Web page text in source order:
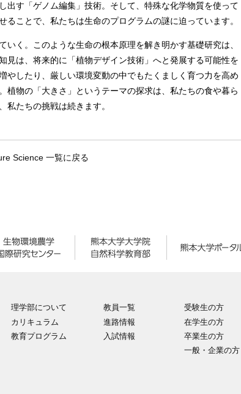
す「ゲノム編集」技術。そして、特殊な化学物質を使って
ことで、私たちは生命のプログラムの謎に迫っています。
く。このような生命の根本原理を解き明かす基礎研究は、
は、将来的に「植物デザイン技術」へと発展する可能性を
したり、厳しい環境変動の中でもたくましく育つ力を高め
物の「大きさ」というテーマの探求は、私たちの食や暮ら
私たちの挑戦は続きます。
Science 一覧に戻る
理学部について
カリキュラム
教育プログラム
教員一覧
進路情報
入試情報
受験生の方
在学生の方
卒業生の方
一般・企業の方